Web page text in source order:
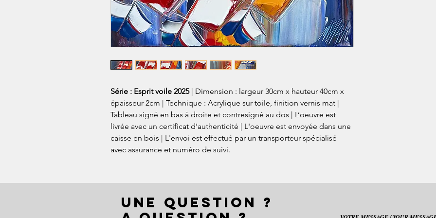
Série : Esprit voile 2025 | Dimension : largeur 30cm x hauteur 40cm x
épaisseur 2cm | Technique : Acrylique sur toile, finition vernis mat |
Tableau signé en bas à droite et contresigné au dos | L’oeuvre est
livrée avec un certificat d’authenticité | L'oeuvre est envoyée dans une
caisse en bois | L'envoi est effectué par un transporteur spécialisé
avec assurance et numéro de suivi.
UNE QUESTION ?